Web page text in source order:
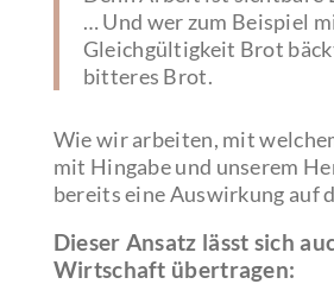
… Und wer zum Beispiel
Gleichgültigkeit Brot
bitteres Brot.
Wie wir arbeiten, mit
mit Hingabe und unserem
bereits eine Auswirkung auf
Dieser Ansatz lässt sich
Wirtschaft übertragen: